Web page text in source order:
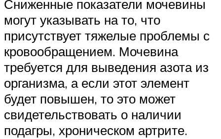
Сниженные показатели мочевины
могут указывать на то, что
присутствует тяжелые проблемы с
кровообращением. Мочевина
требуется для выведения азота из
организма, а если этот элемент
будет повышен, то это может
свидетельствовать о наличии
подагры, хроническом артрите.